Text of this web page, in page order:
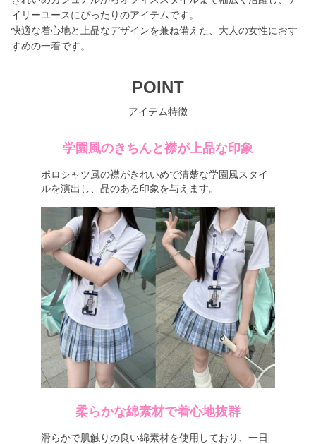
イリーユースにぴったりのアイテムです。
快適な着心地と上品なデザインを兼ね備えた、大人の女性におす
すめの一着です。
POINT
アイテム特徴
学園風のきちんと襟が上品な印象
ポロシャツ風の襟がきれいめで清楚な学園風スタイ
ルを演出し、品のある印象を与えます。
柔らかな綿素材で着心地抜群
滑らかで肌触りの良い綿素材を使用しており、一日